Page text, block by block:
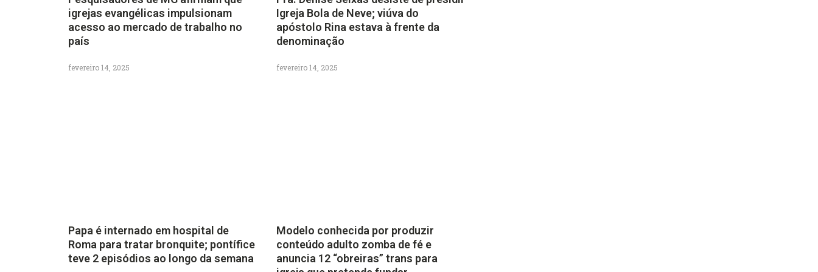
igrejas evangélicas impulsionam
acesso ao mercado de trabalho no
país
fevereiro 14, 2025
Igreja Bola de Neve; viúva do
apóstolo Rina estava à frente da
denominação
fevereiro 14, 2025
Papa é internado em hospital de
Roma para tratar bronquite; pontífice
teve 2 episódios ao longo da semana
Modelo conhecida por produzir
conteúdo adulto zomba de fé e
anuncia 12 “obreiras” trans para